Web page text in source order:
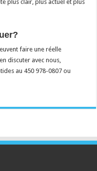
plus clair, plus actuel et plus
faire une réelle
discuter avec nous,
au 450 978-0807 ou